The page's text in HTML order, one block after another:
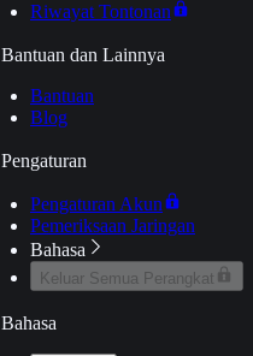
Riwayat Tontonan
Bantuan dan Lainnya
Bantuan
Blog
Pengaturan
Pengaturan Akun
Pemeriksaan Jaringan
Bahasa
Keluar Semua Perangkat
Bahasa